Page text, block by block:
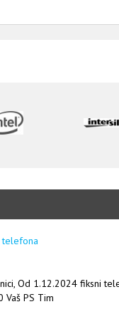
telefona
Od 1.12.2024 fiksni
PS Tim